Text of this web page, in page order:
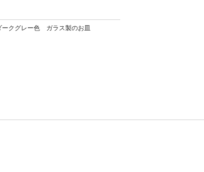
ークグレー色 ガラス製のお皿